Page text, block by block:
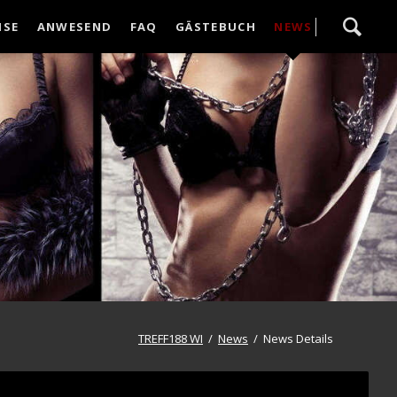
überspringen
ANWESEND FAQ GÄSTEBUCH NEWS
TREFF188 WI News News Details